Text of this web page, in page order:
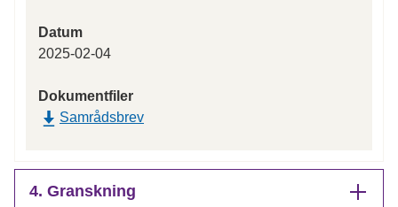
Datum
2025-02-04
Dokumentfiler
Samrådsbrev
4. Granskning